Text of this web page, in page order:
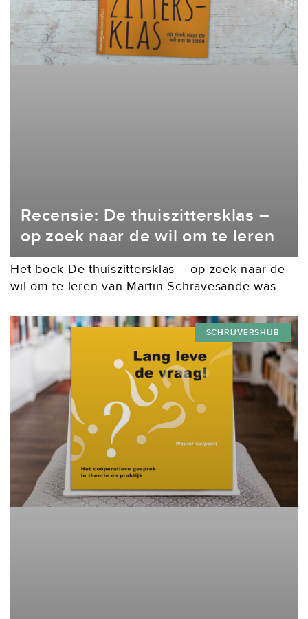
Recensie: De thuiszittersklas –
op zoek naar de wil om te leren
Het boek De thuiszittersklas – op zoek naar de
wil om te leren van Martin Schravesande was
Het schetst een helder beeld...
SCHRIJVERSHUB